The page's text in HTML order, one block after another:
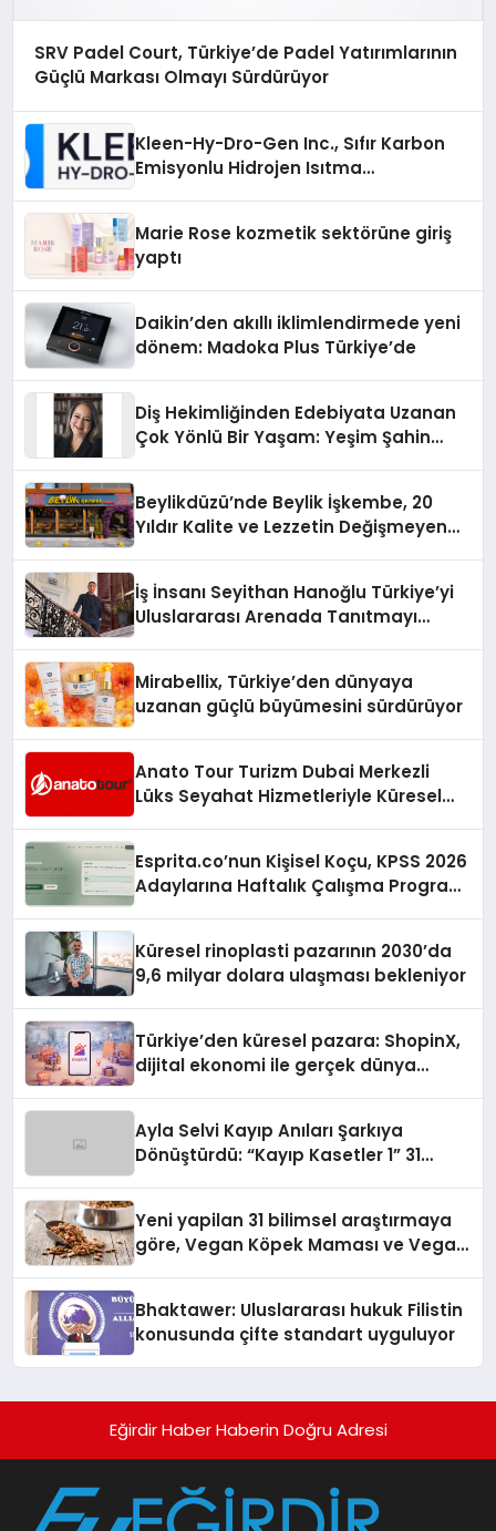
SRV Padel Court, Türkiye’de Padel Yatırımlarının
Güçlü Markası Olmayı Sürdürüyor
Kleen-Hy-Dro-Gen Inc., Sıfır Karbon
Emisyonlu Hidrojen Isıtma
Marie Rose kozmetik sektörüne giriş
yaptı
Daikin’den akıllı iklimlendirmede yeni
dönem: Madoka Plus Türkiye’de
Diş Hekimliğinden Edebiyata Uzanan
Çok Yönlü Bir Yaşam: Yeşim Şahin
Beylikdüzü’nde Beylik İşkembe, 20
Yıldır Kalite ve Lezzetin Değişmeyen
İş İnsanı Seyithan Hanoğlu Türkiye’yi
Uluslararası Arenada Tanıtmayı
Mirabellix, Türkiye’den dünyaya
uzanan güçlü büyümesini sürdürüyor
Anato Tour Turizm Dubai Merkezli
Lüks Seyahat Hizmetleriyle Küresel
Esprita.co’nun Kişisel Koçu, KPSS 2026
Adaylarına Haftalık Çalışma Programı
Küresel rinoplasti pazarının 2030’da
9,6 milyar dolara ulaşması bekleniyor
Türkiye’den küresel pazara: ShopinX,
dijital ekonomi ile gerçek dünya
Ayla Selvi Kayıp Anıları Şarkıya
Dönüştürdü: “Kayıp Kasetler 1” 31
Yeni yapilan 31 bilimsel araştırmaya
göre, Vegan Köpek Maması ve Vegan
Bhaktawer: Uluslararası hukuk Filistin
konusunda çifte standart uyguluyor
Eğirdir Haber Haberin Doğru Adresi